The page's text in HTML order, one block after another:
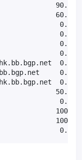
90.0%
60.0%
0.0%
0.0%
0.0%
0.0%
50.0%
0.0%
100.0
100.0
0.0%